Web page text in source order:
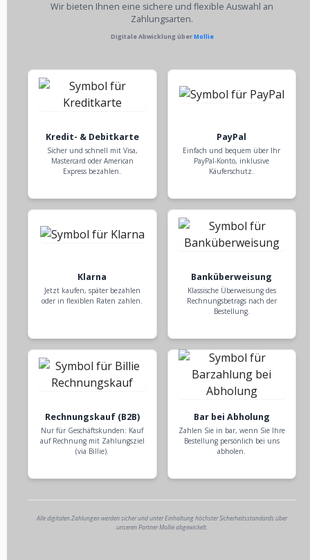
Wir bieten Ihnen eine sichere und flexible Auswahl an
Zahlungsarten.
Digitale Abwicklung überMollie
Kredit- & Debitkarte
Sicher und schnell mit Visa,
Mastercard oder American
Express bezahlen.
PayPal
Einfach und bequem über Ihr
PayPal-Konto, inklusive
Käuferschutz.
Klarna
Jetzt kaufen, später bezahlen
oder in flexiblen Raten zahlen.
Banküberweisung
Klassische Überweisung des
Rechnungsbetrags nach der
Bestellung.
Rechnungskauf (B2B)
Nur für Geschäftskunden: Kauf
auf Rechnung mit Zahlungsziel
(via Billie).
Bar bei Abholung
Zahlen Sie in bar, wenn Sie Ihre
Bestellung persönlich bei uns
abholen.
Alle digitalen Zahlungen werden sicher und unter Einhaltung höchster Sicherheitsstandards über
unseren Partner Mollie abgewickelt.